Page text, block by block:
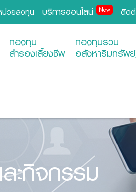
วยลงทุน บริการออนไลน์ New ติดต่
กองทุน
สำรองเลี้ยงชีพ
กองทุนรวม
อสังหาริมทรัพย์
ะกิจกรรม